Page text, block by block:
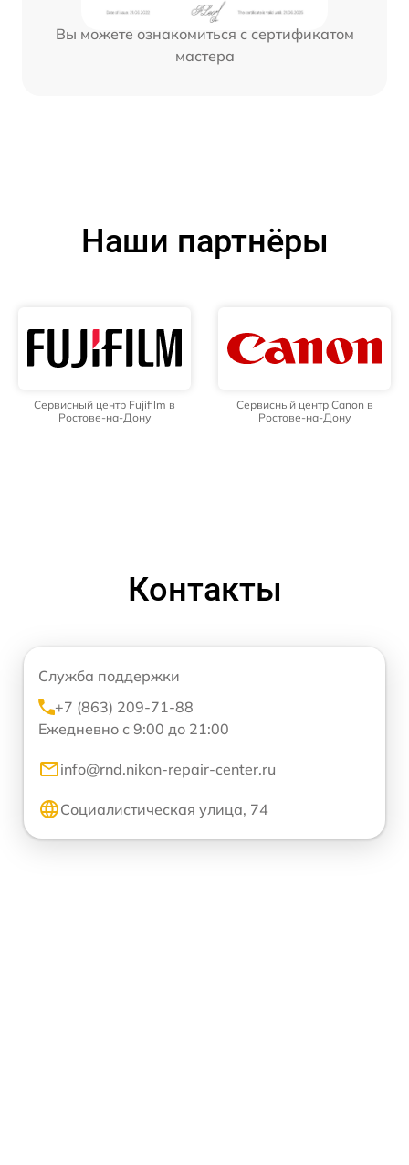
Вы можете ознакомиться с сертификатом
мастера
Наши партнёры
Сервисный центр Fujifilm в
Ростове-на-Дону
Сервисный центр Canon в
Ростове-на-Дону
Контакты
Служба поддержки
+7 (863) 209-71-88
Ежедневно с 9:00 до 21:00
info@rnd.nikon-repair-center.ru
Социалистическая улица, 74